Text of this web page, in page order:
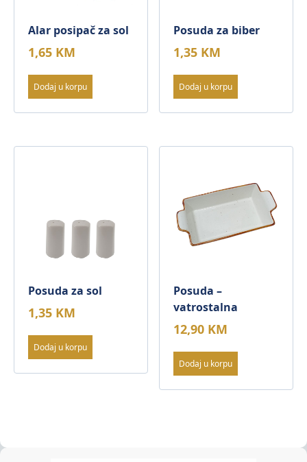
Alar posipač za sol
1,65 KM
Dodaj u korpu
Posuda za biber
1,35 KM
Dodaj u korpu
Posuda za sol
1,35 KM
Dodaj u korpu
Posuda –
vatrostalna
12,90 KM
Dodaj u korpu